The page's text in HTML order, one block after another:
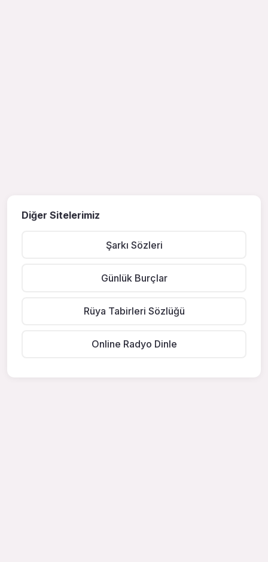
Diğer Sitelerimiz
Şarkı Sözleri
Günlük Burçlar
Rüya Tabirleri Sözlüğü
Online Radyo Dinle